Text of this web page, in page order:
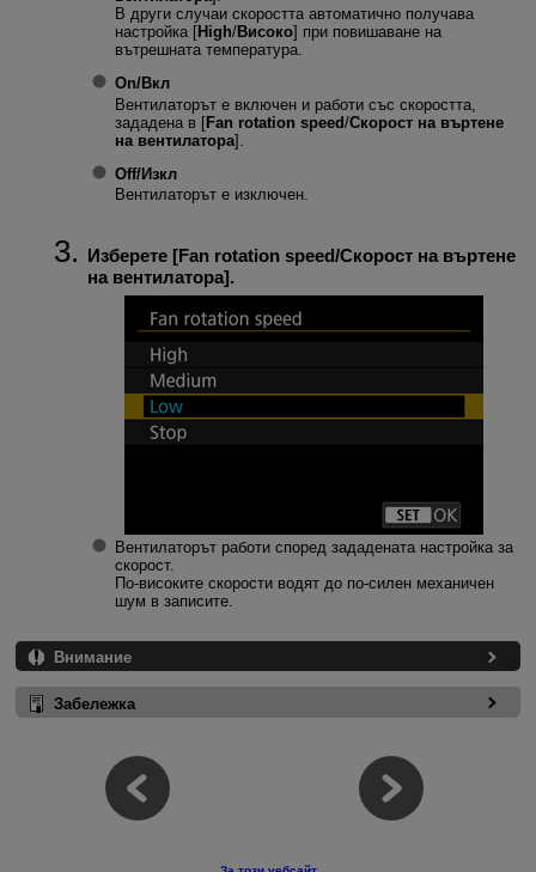
В други случаи скоростта автоматично получава
настройка [High/Високо] при повишаване на
вътрешната температура.
On/Вкл
Вентилаторът е включен и работи със скоростта,
зададена в [Fan rotation speed/Скорост на въртене
на вентилатора].
Off/Изкл
Вентилаторът е изключен.
Изберете [Fan rotation speed/Скорост на въртене
на вентилатора].
Вентилаторът работи според зададената настройка за
скорост.
По-високите скорости водят до по-силен механичен
шум в записите.
Внимание
Забележка